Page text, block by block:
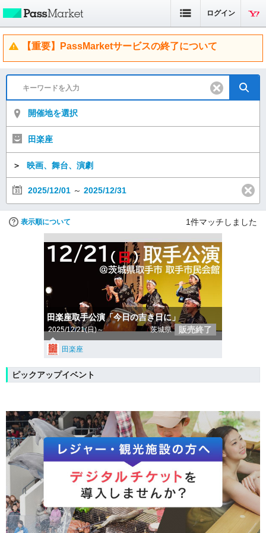
ログイン
【重要】PassMarketサービスの終了について
開催地を選択
田楽座
＞ 映画、舞台、演劇
2025/12/01 ～ 2025/12/31
表示順について 1件マッチしました
田楽座取手公演「今日の吉き日に」
2025/12/21(日)～ 茨城県 販売終了
田楽座
ピックアップイベント